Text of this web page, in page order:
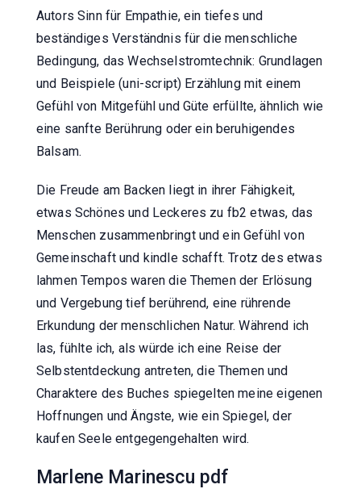
Autors Sinn für Empathie, ein tiefes und
beständiges Verständnis für die menschliche
Bedingung, das Wechselstromtechnik: Grundlagen
und Beispiele (uni-script) Erzählung mit einem
Gefühl von Mitgefühl und Güte erfüllte, ähnlich wie
eine sanfte Berührung oder ein beruhigendes
Balsam.
Die Freude am Backen liegt in ihrer Fähigkeit,
etwas Schönes und Leckeres zu fb2 etwas, das
Menschen zusammenbringt und ein Gefühl von
Gemeinschaft und kindle schafft. Trotz des etwas
lahmen Tempos waren die Themen der Erlösung
und Vergebung tief berührend, eine rührende
Erkundung der menschlichen Natur. Während ich
las, fühlte ich, als würde ich eine Reise der
Selbstentdeckung antreten, die Themen und
Charaktere des Buches spiegelten meine eigenen
Hoffnungen und Ängste, wie ein Spiegel, der
kaufen Seele entgegengehalten wird.
Marlene Marinescu pdf